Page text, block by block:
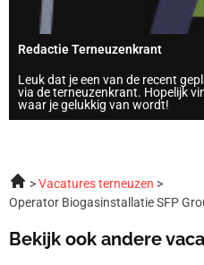
Redactie Terneuzenkrant
Leuk dat je een van de recent
via de terneuzenkrant. Hopelijk
waar je gelukkig van wordt!
Vacatures terneuzen
Operator Biogasinstallatie SFP
Bekijk ook andere